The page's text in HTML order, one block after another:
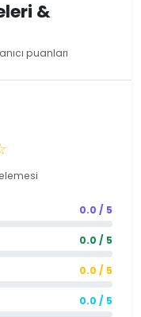
&
puanları
0.0 / 5
0.0 / 5
0.0 / 5
0.0 / 5